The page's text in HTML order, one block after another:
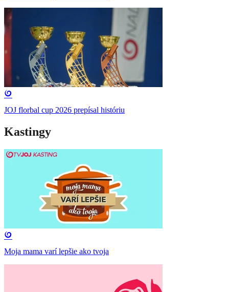
JOJ florbal cup 2026 prepísal históriu
Kastingy
Moja mama varí lepšie ako tvoja